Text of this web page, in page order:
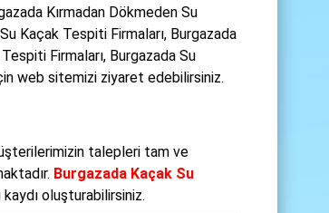
Kırmadan Dökmeden Su
Kaçak Tespiti Firmaları, Burgazada
Firmaları, Burgazada Su
web sitemizi ziyaret edebilirsiniz.
talepleri tam ve
Burgazada Kaçak Su
oluşturabilirsiniz.